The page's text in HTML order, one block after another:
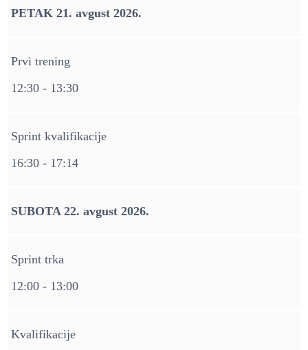
PETAK 21. avgust 2026.
Prvi trening
12:30 - 13:30
Sprint kvalifikacije
16:30 - 17:14
SUBOTA 22. avgust 2026.
Sprint trka
12:00 - 13:00
Kvalifikacije